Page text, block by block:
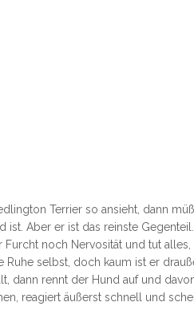
Terrier so ansieht, dann
ist. Aber er ist das reinste
noch Nervosität und tut
Ruhe selbst, doch kaum ist er
dann rennt der Hund auf und
reagiert äußerst schnell und